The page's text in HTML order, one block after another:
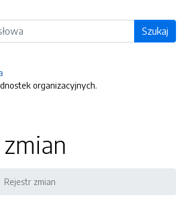
Szukaj
organizacyjnych.
Rejestr zmian